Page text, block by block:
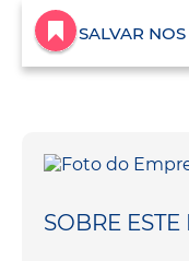
SALVAR
SOBRE